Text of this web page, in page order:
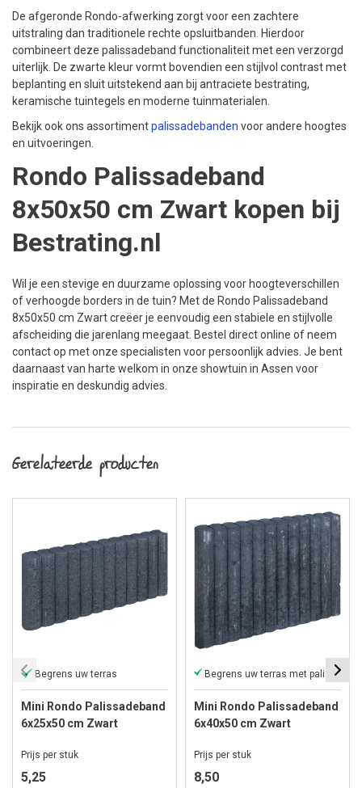
De afgeronde Rondo-afwerking zorgt voor een zachtere
uitstraling dan traditionele rechte opsluitbanden. Hierdoor
combineert deze palissadeband functionaliteit met een verzorgd
uiterlijk. De zwarte kleur vormt bovendien een stijlvol contrast met
beplanting en sluit uitstekend aan bij antraciete bestrating,
keramische tuintegels en moderne tuinmaterialen.
Bekijk ook ons assortimentpalissadebanden voor andere hoogtes
en uitvoeringen.
Rondo Palissadeband
8x50x50 cm Zwart kopen bij
Bestrating.nl
Wil je een stevige en duurzame oplossing voor hoogteverschillen
of verhoogde borders in de tuin? Met de Rondo Palissadeband
8x50x50 cm Zwart creëer je eenvoudig een stabiele en stijlvolle
afscheiding die jarenlang meegaat. Bestel direct online of neem
contact op met onze specialisten voor persoonlijk advies. Je bent
daarnaast van harte welkom in onze showtuin in Assen voor
inspiratie en deskundig advies.
Gerelateerde producten
Begrens uw terras
Mini Rondo Palissadeband
6x25x50 cm Zwart
Prijs per stuk
5,25
Begrens uw terras met palissadebanden
Mini Rondo Palissadeband
6x40x50 cm Zwart
Prijs per stuk
8,50